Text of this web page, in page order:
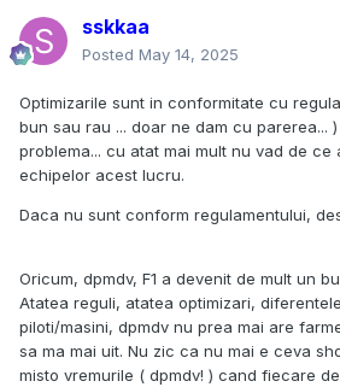
sskkaa
Posted May 14, 2025
Optimizarile sunt in conformitate cu
bun sau rau ... doar ne dam cu parerea...
problema... cu atat mai mult nu vad de
echipelor acest lucru.
Daca nu sunt conform regulamentului,
Oricum, dpmdv, F1 a devenit de mult un
Atatea reguli, atatea optimizari,
piloti/masini, dpmdv nu prea mai are
sa ma mai uit. Nu zic ca nu mai e ceva
misto vremurile ( dpmdv! ) cand fiecare